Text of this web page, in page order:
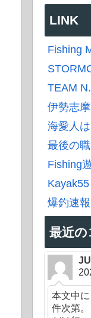
LINK
Fishing
TEAM
伊勢志
海愛人
最後の
Fishing
Kayak55
爆釣速報
最近の
本文中
件次第